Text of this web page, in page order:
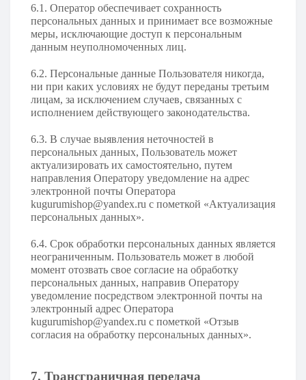
6.1. Оператор обеспечивает сохранность
персональных данных и принимает все возможные
меры, исключающие доступ к персональным
данным неуполномоченных лиц.
6.2. Персональные данные Пользователя никогда,
ни при каких условиях не будут переданы третьим
лицам, за исключением случаев, связанных с
исполнением действующего законодательства.
6.3. В случае выявления неточностей в
персональных данных, Пользователь может
актуализировать их самостоятельно, путем
направления Оператору уведомление на адрес
электронной почты Оператора
kugurumishop@yandex.ru с пометкой «Актуализация
персональных данных».
6.4. Срок обработки персональных данных является
неограниченным. Пользователь может в любой
момент отозвать свое согласие на обработку
персональных данных, направив Оператору
уведомление посредством электронной почты на
электронный адрес Оператора
kugurumishop@yandex.ru с пометкой «Отзыв
согласия на обработку персональных данных».
7. Трансграничная передача